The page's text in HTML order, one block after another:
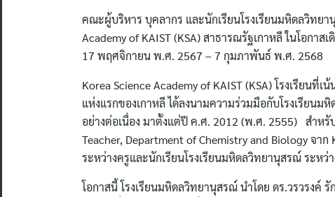
คณะผู้บริหาร บุคลากร และนักเรียนโรงเรียนมหิดลวิทยา
Academy of KAIST (KSA) สาธารณรัฐเกาหลี ในโอกา
17 พฤศจิกายน พ.ศ. 2567 – 7 กุมภาพันธ์ พ.ศ. 2568
Korea Science Academy of KAIST (KSA) โรงเรียน
แห่งแรกของเกาหลี ได้ลงนามความร่วมมือกับโรงเรียน
อย่างต่อเนื่อง มาตั้งแต่ปี ค.ศ. 2012 (พ.ศ. 2555) สำหรั
Teacher, Department of Chemistry and Biology จา
ระหว่างครูและนักเรียนโรงเรียนมหิดลวิทยานุสรณ์ ระ
โอกาสนี้ โรงเรียนมหิดลวิทยานุสรณ์ นำโดย ดร.วรวรงค์ รั